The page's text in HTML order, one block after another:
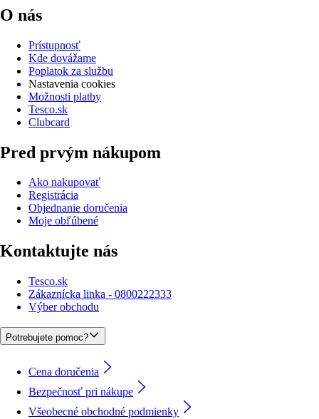
O nás
Prístupnosť
Kde dovážame
Poplatok za službu
Nastavenia cookies
Možnosti platby
Tesco.sk
Clubcard
Pred prvým nákupom
Ako nakupovať
Registrácia
Objednanie doručenia
Moje obľúbené
Kontaktujte nás
Tesco.sk
Zákaznícka linka - 0800222333
Výber obchodu
Potrebujete pomoc?
Cena doručenia
Bezpečnosť pri nákupe
Všeobecné obchodné podmienky